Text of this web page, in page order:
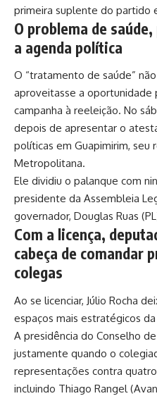
primeira suplente do partido
O problema de
a agenda política
O “tratamento de saúde”
aproveitasse a oportunidade
campanha à reeleição. No
depois de apresentar o
políticas em Guapimirim, seu
Metropolitana.
Ele dividiu o palanque com
presidente da Assembleia
governador, Douglas Ruas
Com a licença,
cabeça de comandar
colegas
Ao se licenciar, Júlio Rocha
espaços mais estratégicos
A presidência do Conselho
justamente quando o
representações contra
incluindo Thiago Rangel